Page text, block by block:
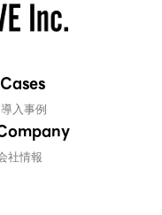
Cases
導入事例
社情報